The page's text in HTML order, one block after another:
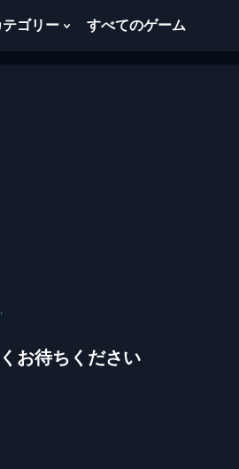
テゴリー Showすべてのゲーム
お待ちください